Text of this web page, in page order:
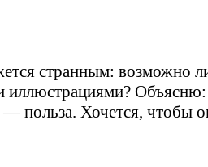
странным: возможно
Объясню:
— польза. Хочется, чтобы